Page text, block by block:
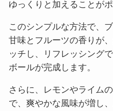
ゆっくりと加えることがポ
このシンプルな方法で、
甘味とフルーツの香りが
ッチし、リフレッシング
ボールが完成します。
さらに、レモンやライム
で、爽やかな風味が増し